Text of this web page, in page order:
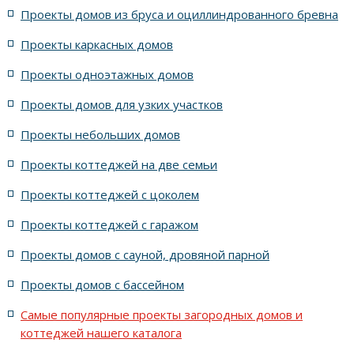
7 спален с крышей шале 5 спален и террасой
жилых в стиле Райта с 5 комнатами
жилых в английском стиле
жилых в современном стиле с террасой
с террасой и 6 комнатами
Проекты домов из бруса и оциллиндрованного бревна
Проекты каркасных домов
Проекты одноэтажных домов
Проекты домов для узких участков
Проекты небольших домов
Проекты коттеджей на две семьи
Проекты коттеджей с цоколем
Проекты коттеджей с гаражом
Проекты домов с сауной, дровяной парной
Проекты домов с бассейном
Самые популярные проекты загородных домов и
коттеджей нашего каталога